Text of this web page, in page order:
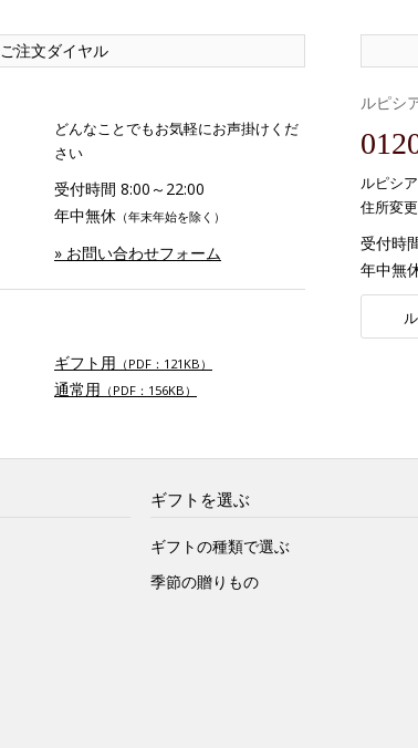
ご注文ダイヤル
どんなことでもお気軽にお声掛けくだ
さい
受付時間 8:00～22:00
年中無休 （年末年始を除く）
» お問い合わせフォーム
ギフト用 （PDF：121KB）
通常用 （PDF：156KB）
ルピシ
ルピシ
住所変
受付時
年中無
ギフトを選ぶ
ギフトの種類で選ぶ
季節の贈りもの